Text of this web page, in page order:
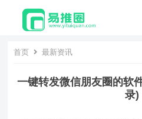
首页 最新资讯
一键转发微信朋友圈的软
录)